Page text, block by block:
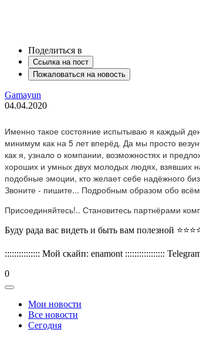
Поделиться в
Ссылка на пост
Пожаловаться на новость
Gamayun
04.04.2020
Именно такое состояние испытываю я каждый
минимум как на 5 лет вперёд. Да мы просто
как я, узнало о компании, возможностях и
хороших и умных двух молодых людях, взявших
подобные эмоции, кто желает себе надёжного
Звоните - пишите... Подробным образом обо
Присоединяйтесь!.. Становитесь партнёрами
Буду рада вас видеть и быть вам полезной
::::::::::::::: Мой скайп: enamont :::::::::::::::::
0
Мои новости
Все новости
Сегодня